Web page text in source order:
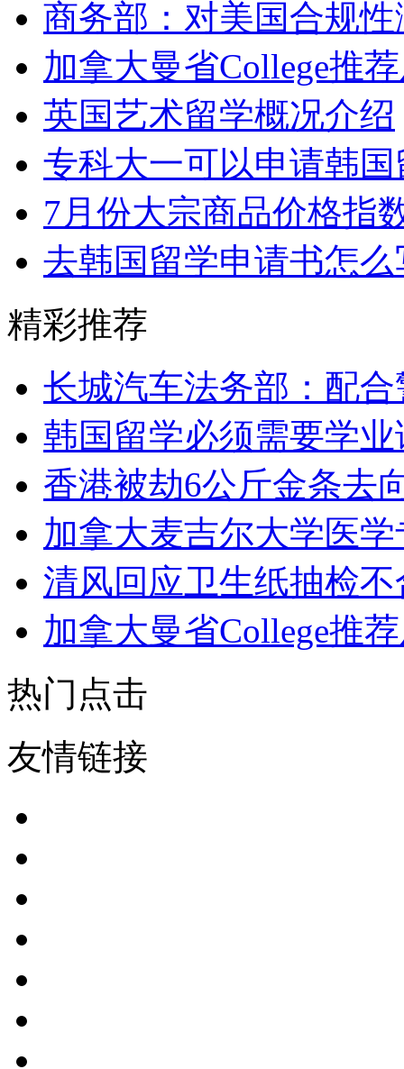
商务部：对美国合规
加拿大曼省College推
英国艺术留学概况介绍
专科大一可以申请韩
7月份大宗商品价格指
去韩国留学申请书怎么
精彩推荐
长城汽车法务部：配
韩国留学必须需要学业
香港被劫6公斤金条去
加拿大麦吉尔大学医
清风回应卫生纸抽检
加拿大曼省College推
热门点击
友情链接